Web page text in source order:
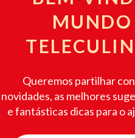
MUNDO
Queremos partilhar
novidades, as melhores
e fantásticas dicas para o